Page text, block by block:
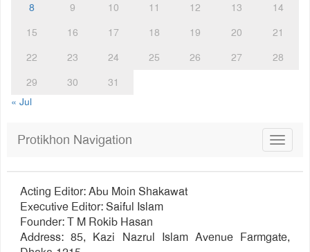
8
9 10 11 12 13
14
15
16 17 18 19 20
21
22
23 24 25 26 27
28
29
30
31
« Jul
Toggle
Protikhon Navigation
Acting Editor: Abu Moin Shakawat
Executive Editor: Saiful Islam
Founder: T M Rokib Hasan
Address: 85, Kazi Nazrul Islam Avenue Farmgate,